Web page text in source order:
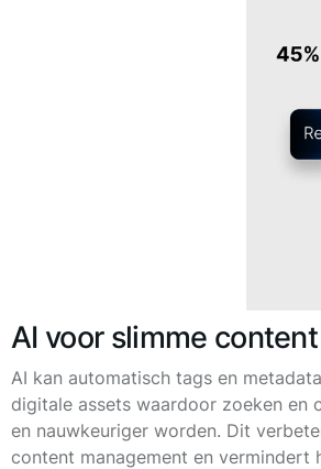
AI voor slimme
AI kan automatisch tags en
digitale assets waardoor zoeken en
en nauwkeuriger worden. Dit
content management en vermindert